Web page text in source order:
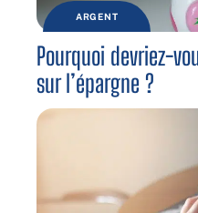
ARGENT
Pourquoi devriez-
sur l’épargne ?